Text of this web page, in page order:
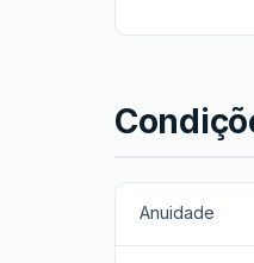
Anuidade